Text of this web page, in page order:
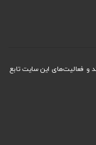
و فعاليت‌های اين سايت تابع